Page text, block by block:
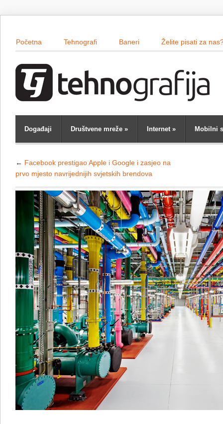
Početna Tehnografi Baneri Želite pisati za
Događaji Društvene mreže » Internet» Mobilni
← Facebook prestigao Apple i Google i zasjeo na
prvo mjesto navrijednijih svjetskih brendova